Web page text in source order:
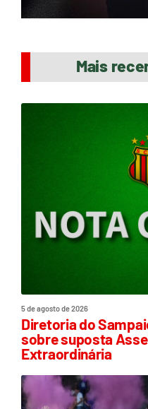
Mais
5 de agosto de 2026
Diretoria do
sobre suposta
Extraordinária